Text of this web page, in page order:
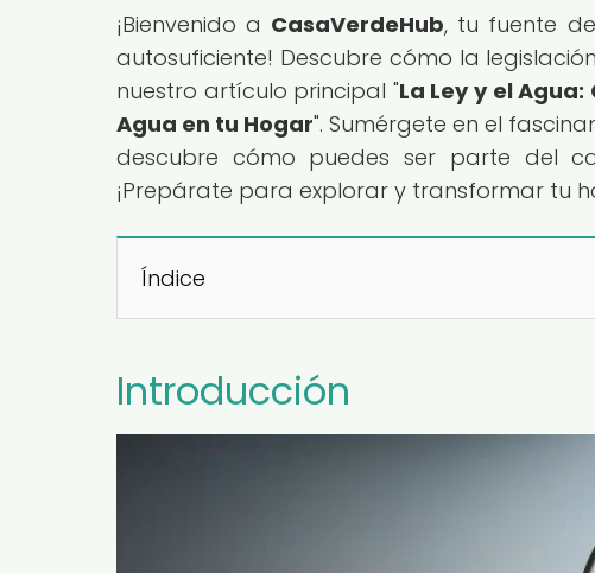
¡Bienvenido a CasaVerdeHub, tu fuente
autosuficiente! Descubre cómo la
nuestro artículo principal "La Ley y el
Agua en tu Hogar". Sumérgete en el
descubre cómo puedes ser parte del
¡Prepárate para explorar y transformar tu
Índice
Introducción